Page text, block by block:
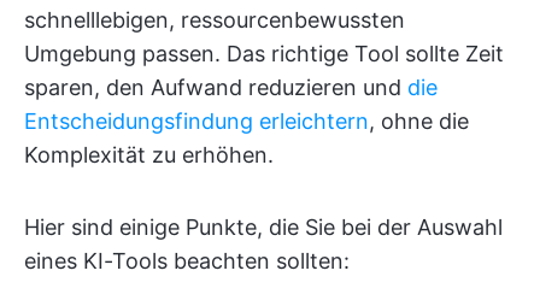
schnelllebigen, ressourcenbewussten
Umgebung passen. Das richtige Tool sollte Zeit
sparen, den Aufwand reduzieren und die
Entscheidungsfindung erleichtern, ohne die
Komplexität zu erhöhen.
Hier sind einige Punkte, die Sie bei der Auswahl
eines KI-Tools beachten sollten: